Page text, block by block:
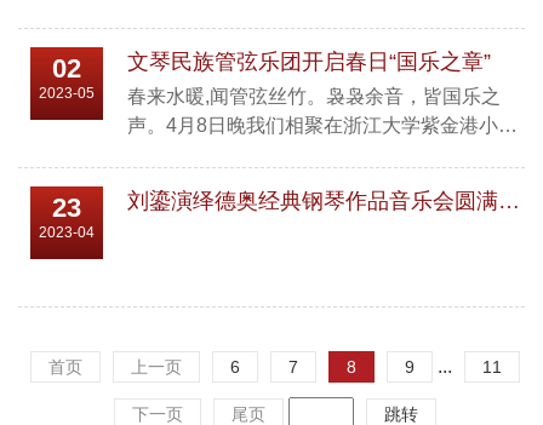
02
2023-05
文琴民族管弦乐团开启春日“国乐之章”
春来水暖,闻管弦丝竹。袅袅余音，皆国乐之
声。4月8日晚我们相聚在浙江大学紫金港小剧
大学的同学老师倾情献上。座下的观众挤满了
校特聘指挥，浙江大学文琴民乐团...
23
2023-04
刘鎏演绎德奥经典钢琴作品音乐会圆满落幕
首页 上一页 6 7 8 9 ... 11
下一页 尾页 跳转